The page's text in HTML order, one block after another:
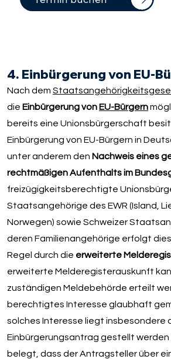
4. Einbürgerung von EU-
Nach dem
die Einbürgerung von EU-Bürgern
bereits eine Unionsbürgerschaft
Einbürgerung von EU-Bürgern in
unter anderem den Nachweis eines
rechtmäßigen Aufenthalts im
freizügigkeitsberechtigte
Staatsangehörige des EWR (Island,
Norwegen) sowie Schweizer
deren Familienangehörige erfolgt
Regel durch die erweiterte
erweiterte Melderegisterauskunft
zuständigen Meldebehörde erteilt
berechtigtes Interesse glaubhaft
solches Interesse liegt insbesondere
Einbürgerungsantrag gestellt werden
belegt, dass der Antragsteller über